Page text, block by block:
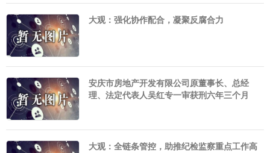
大观：强化协作配合，凝聚反腐合力
安庆市房地产开发有限公司原董事长、总经
理、法定代表人吴红专一审获刑六年三个月
大观：全链条管控，助推纪检监察重点工作高